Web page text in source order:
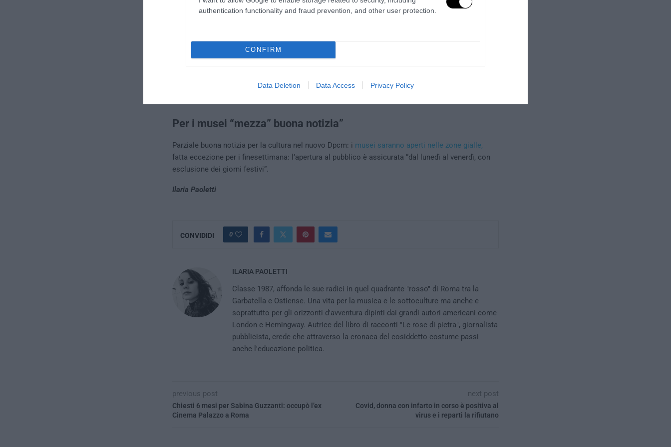
authentication functionality and fraud prevention, and other user protection.
CONFIRM
Data Deletion Data Access Privacy Policy
Per i musei “mezza” buona notizia”
Parziale buona notizia per la cultura nel nuovo Dpcm: i musei saranno aperti nelle zone gialle,
fatta eccezione per i finesettimana: l’apertura al pubblico è assicurata “dal lunedì al venerdì, con
esclusione dei giorni festivi”.
Ilaria Paoletti
CONVIDIDI 0
ILARIA PAOLETTI
Classe 1987, affonda le sue radici in quel quadrante "rosso" di Roma tra la
Garbatella e Ostiense. Una vita per la musica e le sottoculture ma anche e
soprattutto per gli orizzonti d'avventura dipinti dai grandi autori americani come
London e Hemingway. Autrice del libro di racconti "Le rose di pietra", giornalista
pubblicista, crede che attraverso la cronaca del cosiddetto costume passi
anche l'educazione politica.
previous post
Chiesti 6 mesi per Sabina Guzzanti: occupò l’ex
Cinema Palazzo a Roma
next post
Covid, donna con infarto in corso è positiva al
virus e i reparti la rifiutano